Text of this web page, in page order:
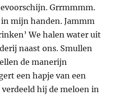
Grrmmmm.
mijn handen. Jammm
We halen water uit
naast ons. Smullen
de manerijn
een hapje van een
hij de meloen in